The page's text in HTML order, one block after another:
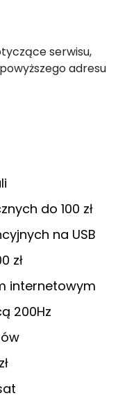
serwisu,
adresu
do 100 zł
na USB
zł
internetowym
200Hz